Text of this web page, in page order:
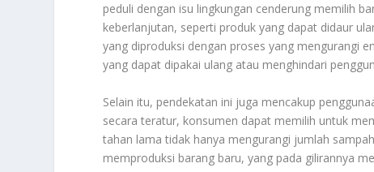
peduli dengan isu lingkungan cenderung memilih
keberlanjutan, seperti produk yang dapat didaur
yang diproduksi dengan proses yang mengurangi
yang dapat dipakai ulang atau menghindari
Selain itu, pendekatan ini juga mencakup
secara teratur, konsumen dapat memilih untuk
tahan lama tidak hanya mengurangi jumlah
memproduksi barang baru, yang pada gilirannya